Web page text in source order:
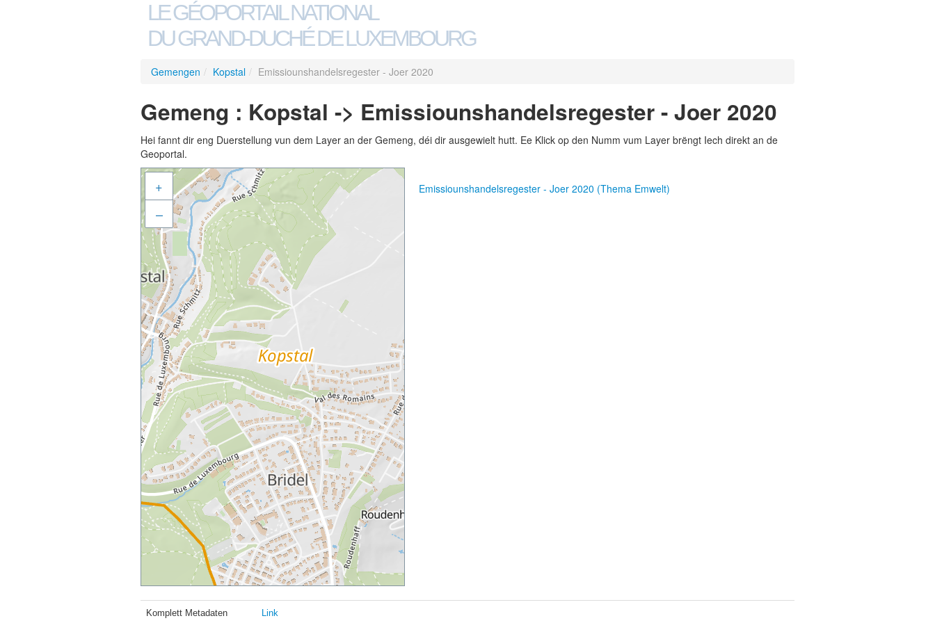
LE GÉOPORTAIL NATIONAL
DU GRAND-DUCHÉ DE LUXEMBOURG
Gemengen / Kopstal / Emissiounshandelsregester - Joer 2020
Gemeng : Kopstal -> Emissiounshandelsregester - Joer 2020
Hei fannt dir eng Duerstellung vun dem Layer an der Gemeng, déi dir ausgewielt hutt. Ee Klick op den Numm vum Layer brëngt Iech direkt an de
Geoportal.
+
–
Emissiounshandelsregester - Joer 2020 (Thema Emwelt)
Komplett Metadaten Link